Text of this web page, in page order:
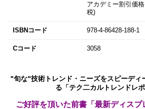
アカデミー割引価
税)
ISBNコード 978-4-86428-188-1
Cコード 3058
"旬な"技術トレンド・ニーズをスピーディ
る「テク二カルトレンドレポ
ご好評を頂いた前書「最新ディスプ